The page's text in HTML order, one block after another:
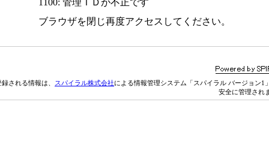
1100: 管理ＩＤが不正です
ブラウザを閉じ再度アクセスしてください。
される情報は、 スパイラル株式会社による情報管理システム「スパイラル バージョン1
安全に管理され